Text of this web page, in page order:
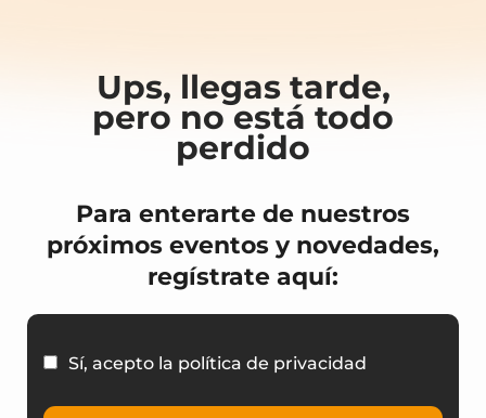
Ups, llegas tarde,
pero no está todo
perdido
Para enterarte de nuestros
próximos eventos y novedades,
regístrate aquí:
Sí, acepto la política de privacidad